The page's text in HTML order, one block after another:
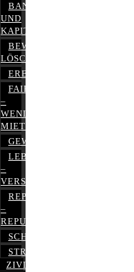
BANK-
UND
KAPITALMARKTRECHT
BEWERTUNGEN
LÖSCHEN
ERBRECHT
FAIRMIETEN
–
WENIGER
MIETE
GEWERBERECHT
LEBENSVERSICHERUNG
–
VERSICHERUNGSRECHT
REPUTATIONSRECHT
–
REPUTATIONSMANAGEMENT
SCHUFARECHT
STRAFRECHT
ZIVILRECHT